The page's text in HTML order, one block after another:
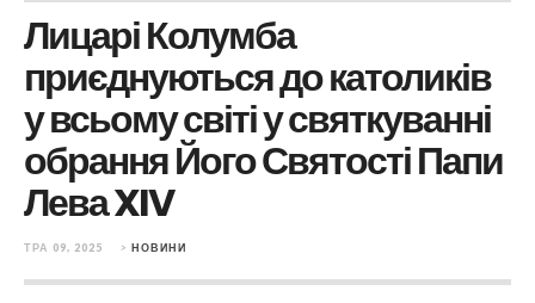
Лицарі Колумба
приєднуються до католиків
у всьому світі у святкуванні
обрання Його Святості Папи
Лева XIV
ТРА 09, 2025 > НОВИНИ